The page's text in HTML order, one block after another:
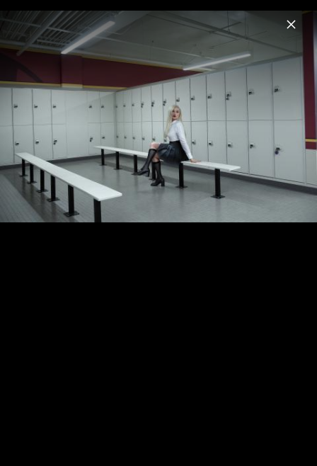
Menu
Kim Petras
Home News Musik Fotos Biografie
Pressebilder "I Like Ur Look" (2025)